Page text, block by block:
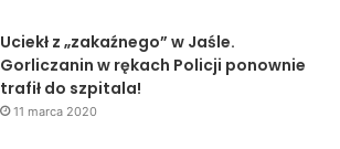
Uciekł z „zakaźnego” w Jaśle.
Gorliczanin w rękach Policji ponownie
trafił do szpitala!
11 marca 2020